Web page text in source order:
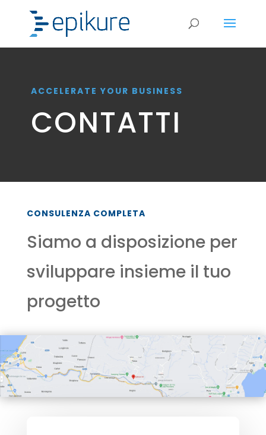
ACCELERATE YOUR BUSINESS
CONTATTI
CONSULENZA COMPLETA
Siamo a disposizione per
sviluppare insieme il tuo
progetto